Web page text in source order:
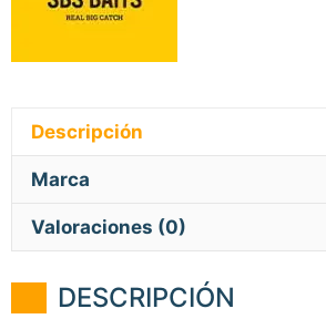
Descripción
Marca
Valoraciones (0)
DESCRIPCIÓN